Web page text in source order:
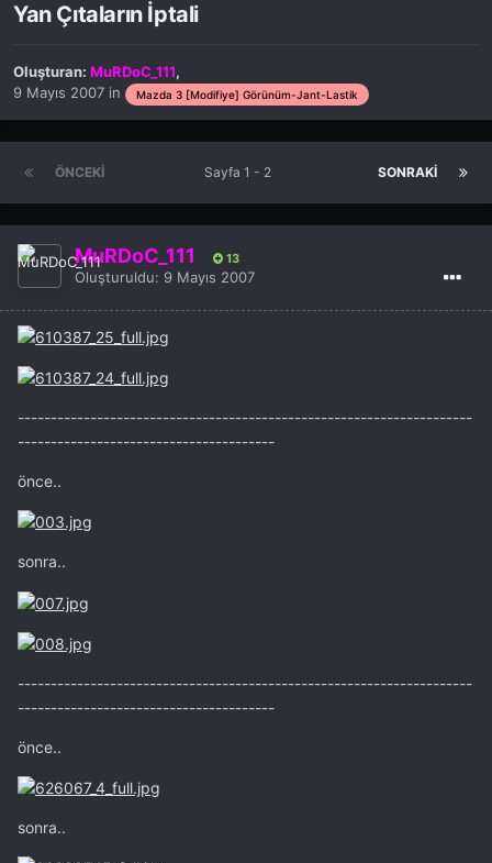
Yan Çıtaların İptali
Oluşturan: MuRDoC_111,
9 Mayıs 2007 in Mazda 3 [Modifiye] Görünüm-Jant-Lastik
ÖNCEKI SONRAKI
Sayfa 1 - 2
MuRDoC_111 13
Oluşturuldu: 9 Mayıs 2007
---------------------------------------------------------------------
---------------------------------------
önce..
sonra..
---------------------------------------------------------------------
---------------------------------------
önce..
sonra..